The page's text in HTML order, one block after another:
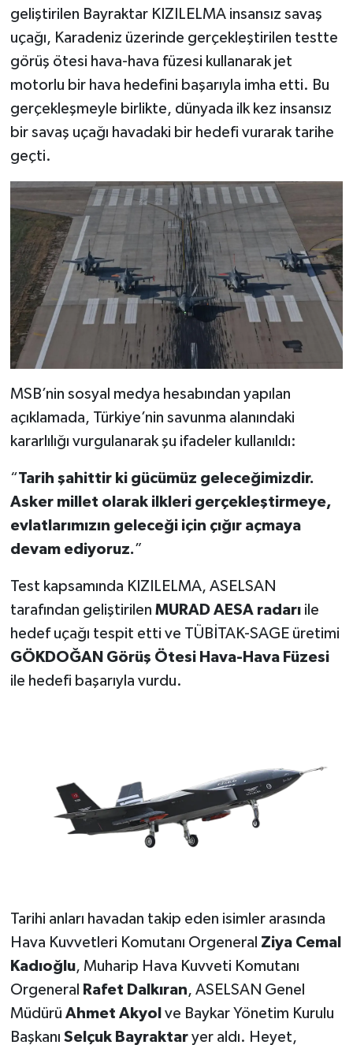
geliştirilen Bayraktar KIZILELMA insansız savaş
uçağı, Karadeniz üzerinde gerçekleştirilen testte
görüş ötesi hava-hava füzesi kullanarak jet
motorlu bir hava hedefini başarıyla imha etti. Bu
gerçekleşmeyle birlikte, dünyada ilk kez insansız
bir savaş uçağı havadaki bir hedefi vurarak tarihe
geçti.
MSB’nin sosyal medya hesabından yapılan
açıklamada, Türkiye’nin savunma alanındaki
kararlılığı vurgulanarak şu ifadeler kullanıldı:
“Tarih şahittir ki gücümüz geleceğimizdir.
Asker millet olarak ilkleri gerçekleştirmeye,
evlatlarımızın geleceği için çığır açmaya
devam ediyoruz.”
Test kapsamında KIZILELMA, ASELSAN
tarafından geliştirilen MURAD AESA radarıile
hedef uçağı tespit etti ve TÜBİTAK-SAGE üretimi
GÖKDOĞAN Görüş Ötesi Hava-Hava Füzesi
ile hedefi başarıyla vurdu.
Tarihi anları havadan takip eden isimler arasında
Hava Kuvvetleri Komutanı Orgeneral Ziya Cemal
Kadıoğlu, Muharip Hava Kuvveti Komutanı
Orgeneral
Rafet Dalkıran, ASELSAN Genel
Müdürü Ahmet Akyol ve Baykar Yönetim Kurulu
Başkanı Selçuk Bayraktaryer aldı. Heyet,
TEKNOLOJİ
YAŞAM
KÜLTÜR SANAT